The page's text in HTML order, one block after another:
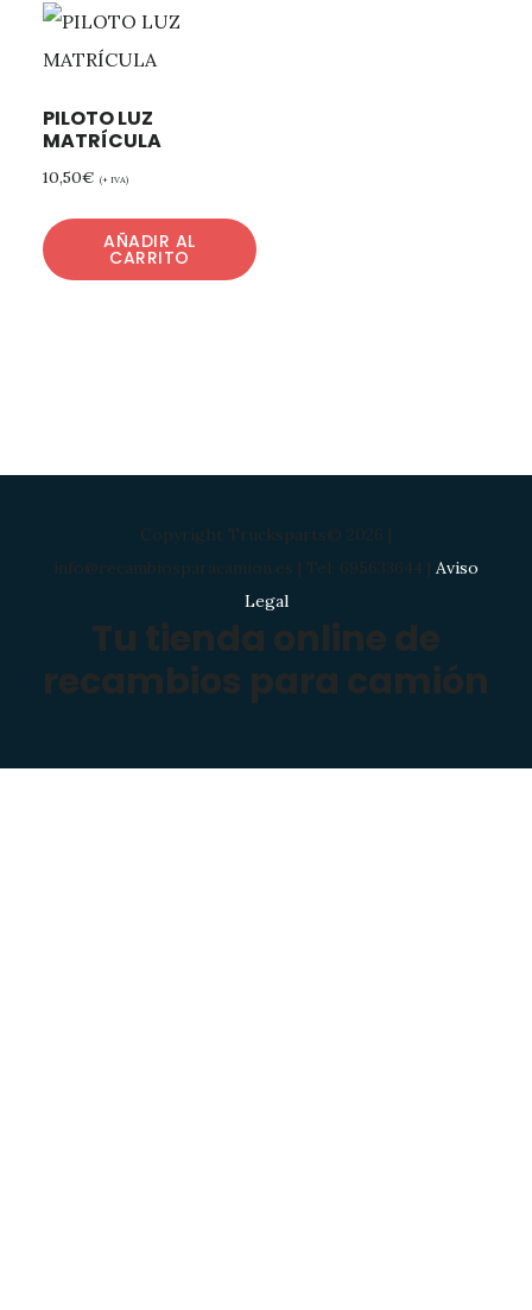
PILOTO LUZ
MATRÍCULA
10,50€ (+ IVA)
AÑADIR AL
CARRITO
Copyright Trucksparts© 2026 |
info@recambiosparacamion.es | Tel: 695633644 | Aviso
Legal
Tu tienda online de
recambios para camión